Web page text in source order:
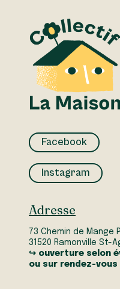
Facebook
Instagram
Adresse
73 Chemin de Mange
31520 Ramonville St-
↪ ouverture selon
ou sur rendez-vous